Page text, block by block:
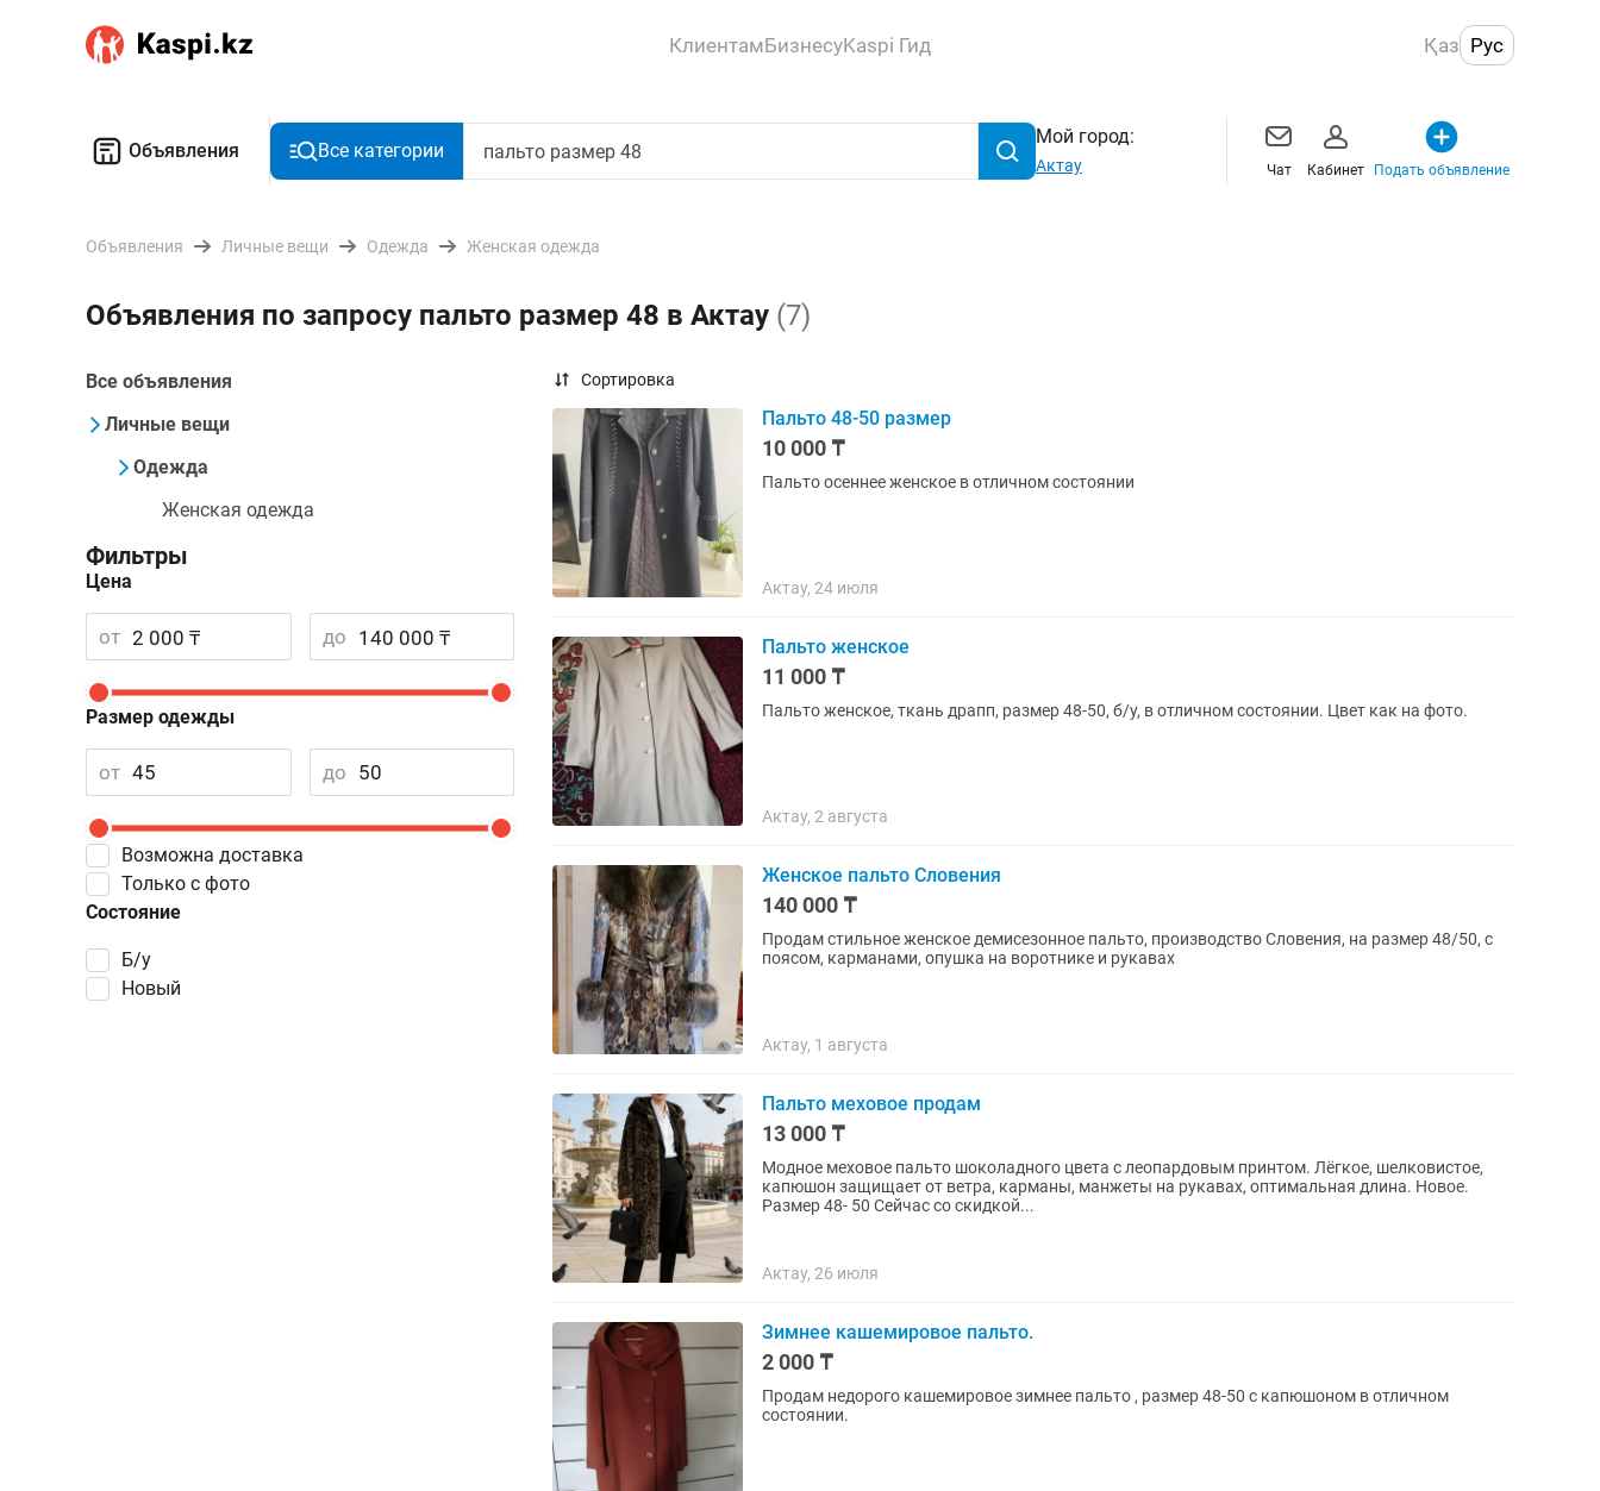
КлиентамБизнесуKaspi Гид Қаз Рус
Объявления Все категории
Мой город:
Актау Чат Кабинет Подать объявление
Объявления Личные вещи Одежда Женская одежда
Объявления по запросу пальто размер 48 в Актау (7)
Все объявления
Личные вещи
Одежда
Женская одежда
Фильтры
Цена
от до
Возможна доставка
Состояние
Б/у
Новый
Размер одежды
от до
Только с фото
Сортировка
Пальто 48-50 размер
10 000 ₸
Пальто осеннее женское в отличном состоянии
Актау, 24 июля
Пальто женское
11 000 ₸
Пальто женское, ткань драпп, размер 48-50, б/у, в отличном состоянии. Цвет как на фото.
Актау, 2 августа
Женское пальто Словения
140 000 ₸
Продам стильное женское демисезонное пальто, производство Словения, на размер 48/50, с
поясом, карманами, опушка на воротнике и рукавах
Актау, 1 августа
Пальто меховое продам
13 000 ₸
Модное меховое пальто шоколадного цвета с леопардовым принтом. Лёгкое, шелковистое,
капюшон защищает от ветра, карманы, манжеты на рукавах, оптимальная длина. Новое.
Размер 48- 50 Сейчас со скидкой...
Актау, 26 июля
Зимнее кашемировое пальто.
2 000 ₸
Продам недорого кашемировое зимнее пальто , размер 48-50 с капюшоном в отличном
состоянии.